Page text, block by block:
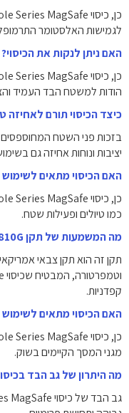
לגמישות האלסטומר
האם ניתן לנקות את הכיסוי?
הודות למשטח הבד העמיד
כיצד הכיסוי תורם לאחיזה
יציבות ונוחות אחיזה גם
האם הכיסוי מתאים לשימוש
כמו טיולים ופעילות שטח.
מה המשמעות של תקן MIL‑STD‑810G?
תקן זה הוא תקן צבאי
קפדניות.
האם הכיסוי מתאים
מגני המסך הקיימים בשוק.
מה היתרון של גב הבד